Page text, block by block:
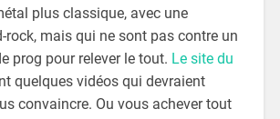
plus classique, avec une
rock, mais qui ne sont pas contre un
prog pour relever le tout. Le site du
quelques vidéos qui devraient
convaincre. Ou vous achever tout